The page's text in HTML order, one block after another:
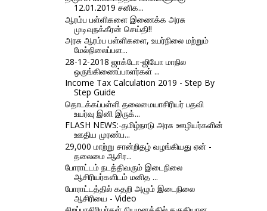
12.01.2019 சனிக...
ஆரம்ப பள்ளிகளை இணைக்க அரசு
முடிவுநக்கீரன் செய்தி!!
அரசு ஆரம்ப பள்ளிகளை, உயர்நிலை மற்றும்
மேல்நிலைப்பள...
28-12-2018 ஜாக்டோ-ஜியோ மாநில
ஒருங்கிணைப்பாளர்கள் ...
Income Tax Calculation 2019 - Step By
Step Guide
தொடக்கப்பள்ளி தலைமையாசிரியர் பதவி
உயர்வு இனி இருக்...
FLASH NEWS:-தமிழ்நாடு அரசு ஊழியர்களின்
ஊதிய முரண்ப...
29,000 மாற்று சான்றிதழ் வழங்கியது ஏன் -
தலைமை ஆசிர...
போராட்டம் நடத்திவரும் இடைநிலை
ஆசிரியர்களிடம் மனித ...
போராட்டத்தில் கதறி அழும் இடைநிலை
ஆசிரியை - Video